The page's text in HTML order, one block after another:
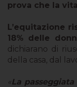
prova che la
L’equitazione
18% delle
dichiarano di
della casa, dal
«La